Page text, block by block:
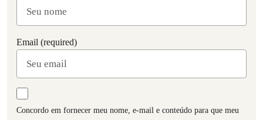
Email (required)
Concordo em fornecer meu nome, e-mail e conteúdo para que meu